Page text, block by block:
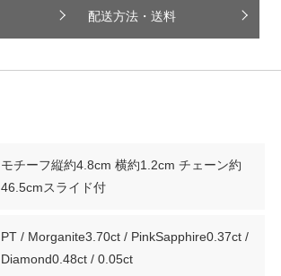
配送方法・送料
モチーフ縦約4.8cm 横約1.2cm チェーン約
46.5cmスライド付
PT / Morganite3.70ct / PinkSapphire0.37ct /
Diamond0.48ct / 0.05ct